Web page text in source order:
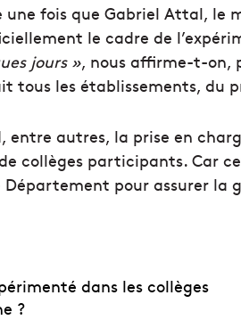
une fois que Gabriel Attal, le
le cadre de
jours », nous affirme-t-on,
tous les établissements, du
autres, la prise en
collèges participants. Car
pour assurer la
dans les collèges
?